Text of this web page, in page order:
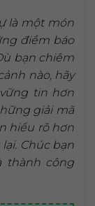
là một món
điềm báo
bạn chiêm
nào, hãy
tin hơn
giải mã
hiểu rõ hơn
Chúc bạn
thành công